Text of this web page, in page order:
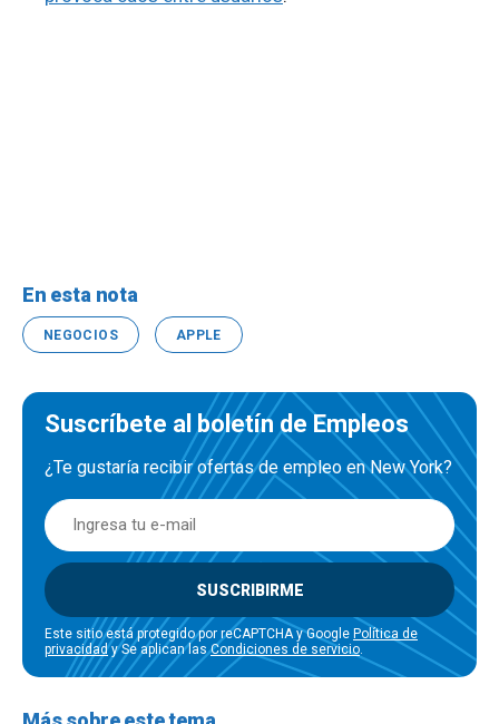
En esta nota
NEGOCIOS APPLE
Suscríbete al boletín de Empleos
¿Te gustaría recibir ofertas de empleo en New York?
SUSCRIBIRME
Este sitio está protegido por reCAPTCHA y Google Política de
privacidady Se aplican lasCondiciones de servicio